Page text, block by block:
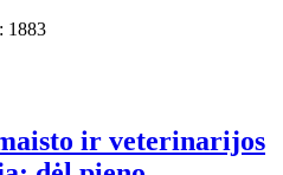
1883
ir veterinarijos